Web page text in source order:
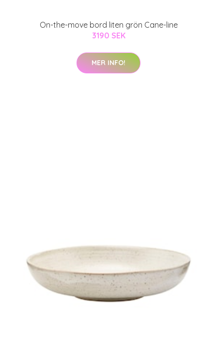
On-the-move bord liten grön Cane-line
3190 SEK
MER INFO!